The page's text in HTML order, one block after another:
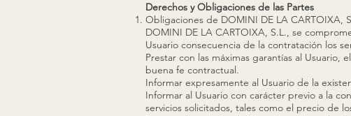
Derechos y Obligaciones de las Partes
Obligaciones de DOMINI DE LA CARTOIXA,
DOMINI DE LA CARTOIXA, S.L., se
Usuario consecuencia de la contratación los
Prestar con las máximas garantías al
buena fe contractual.
Informar expresamente al Usuario de la
Informar al Usuario con carácter previo a la
servicios solicitados, tales como el precio de